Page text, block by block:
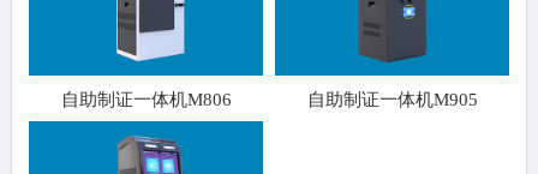
自助制证一体机M806 自助制证一体机M905